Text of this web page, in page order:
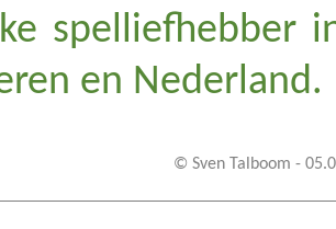
spelliefhebber
en Nederland.
© Sven Talboom -